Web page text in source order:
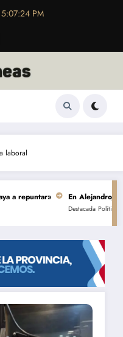
5:07:25 PM
laboral
En Alejandro, una
Destacada Política